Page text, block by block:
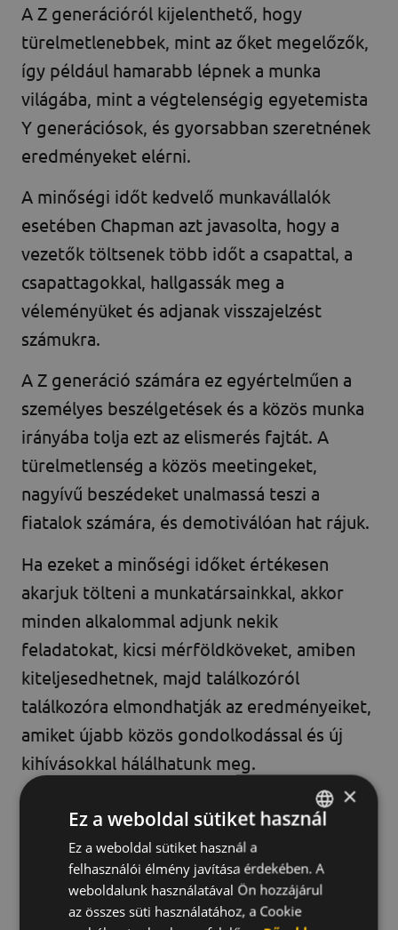
A Z generációról kijelenthető, hogy
türelmetlenebbek, mint az őket megelőzők,
így például hamarabb lépnek a munka
világába, mint a végtelenségig egyetemista
Y generációsok, és gyorsabban szeretnének
eredményeket elérni.
A minőségi időt kedvelő munkavállalók
esetében Chapman azt javasolta, hogy a
vezetők töltsenek több időt a csapattal, a
csapattagokkal, hallgassák meg a
véleményüket és adjanak visszajelzést
számukra.
A Z generáció számára ez egyértelműen a
személyes beszélgetések és a közös munka
irányába tolja ezt az elismerés fajtát. A
türelmetlenség a közös meetingeket,
nagyívű beszédeket unalmassá teszi a
fiatalok számára, és demotiválóan hat rájuk.
Ha ezeket a minőségi időket értékesen
akarjuk tölteni a munkatársainkkal, akkor
minden alkalommal adjunk nekik
feladatokat, kicsi mérföldköveket, amiben
kiteljesedhetnek, majd találkozóról
találkozóra elmondhatják az eredményeiket,
amiket újabb közös gondolkodással és új
kihívásokkal hálálhatunk meg.
3. Ajándékozás
Talán a legegyszerűbb, ugyanakkor a
legnagyobb tévedések helye lehet az
ENGLISH
KOREAN
×
Ez a weboldal sütiket használ
Ez a weboldal sütiket használ a
felhasználói élmény javítása érdekében. A
weboldalunk használatával Ön hozzájárul
az összes süti használatához, a Cookie